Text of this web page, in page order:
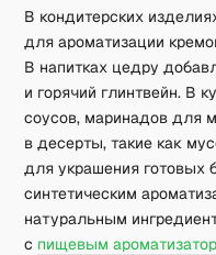
В кондитерских
для ароматизации
В напитках цедру
и горячий глинтвейн. В
соусов, маринадов для
в десерты, такие как
для украшения готовых
синтетическим
натуральным
с пищевым